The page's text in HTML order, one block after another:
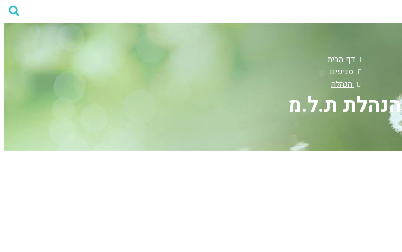
דף הבית
סניפים
הנהלה
הנהלת ת.ל.מ